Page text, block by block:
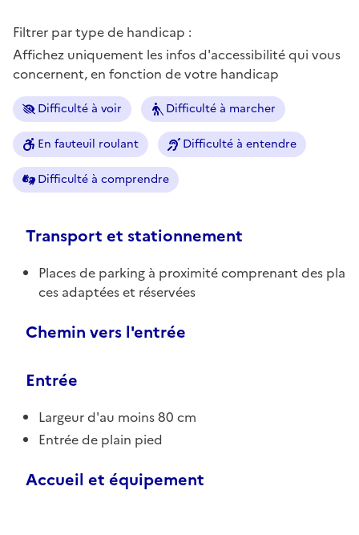
Filtrer par type de handicap :
Affichez uniquement les infos d'accessibilité qui vous
concernent, en fonction de votre handicap
Difficulté à voir Difficulté à marcher
En fauteuil roulant Difficulté à entendre
Difficulté à comprendre
Transport et stationnement
Places de parking à proximité comprenant des pla
ces adaptées et réservées
Chemin vers l'entrée
Entrée
Largeur d'au moins 80 cm
Entrée de plain pied
Accueil et équipement